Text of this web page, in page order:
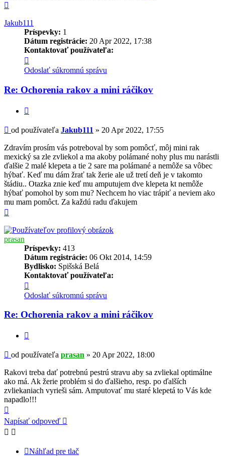
Jakub111
Príspevky: 1
Dátum registrácie: 20 Apr 2022, 17:38
Kontaktovať používateľa:
informácie
používateľa
Jakub111
Odoslať súkromnú správu
Re: Ochorenia rakov a mini ráčikov
Príspevok
od používateľa Jakub111 » 20 Apr 2022, 17:55
Zdravím prosím vás potreboval by som pomôcť, môj mini rak
mexický sa zle zvliekol a ma akoby polámané nohy plus mu narástli
ďalšie 2 malé klepeta a tie 2 sare ma polámané a nemôže sa vôbec
hýbať. Keď mu dám žrať tak žerie ale už tretí deň je v takomto
štádiu.. Otazka znie keď mu amputujem dve klepeta kt nemôže
hýbať pomohol by som mu? Nechcem ho viac trápiť a neviem ako
mu mam pomôct. Za každú radu ďakujem
prasan
Príspevky: 413
Dátum registrácie: 06 Okt 2014, 14:59
Bydlisko: Spišská Belá
Kontaktovať používateľa:
informácie
používateľa
prasan
Odoslať súkromnú správu
Re: Ochorenia rakov a mini ráčikov
Príspevok
od používateľa prasan » 20 Apr 2022, 18:00
Rakovi treba dať potrebnú pestrú stravu aby sa zvliekal optimálne
ako má. Ak žerie problém si do ďalšieho, resp. po ďalších
zvliekaniach vyrieši sám. Amputovať mu staré klepetá to Vás kde
napadlo!!!
Napísať odpoveď
Náhľad pre tlač